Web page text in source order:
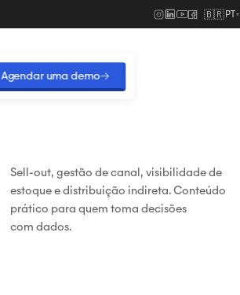
🇧🇷PT▾
Agendar uma demo→
Sell-out, gestão de canal, visibilidade de
estoque e distribuição indireta. Conteúdo
prático para quem toma decisões
com dados.